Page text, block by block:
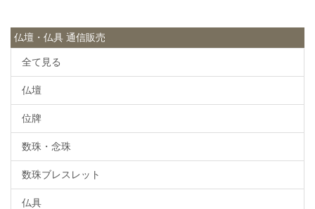
仏壇・仏具 通信販売
全て見る
仏壇
位牌
数珠・念珠
数珠ブレスレット
仏具